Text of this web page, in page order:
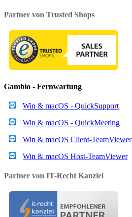
Partner von Trusted Shops
Gambio - Fernwartung
Win & macOS - QuickSupport
Win & macOS - QuickMeeting
Win & macOS Client-TeamViewer
Win & macOS Host-TeamViewer
Partner von IT-Recht Kanzlei